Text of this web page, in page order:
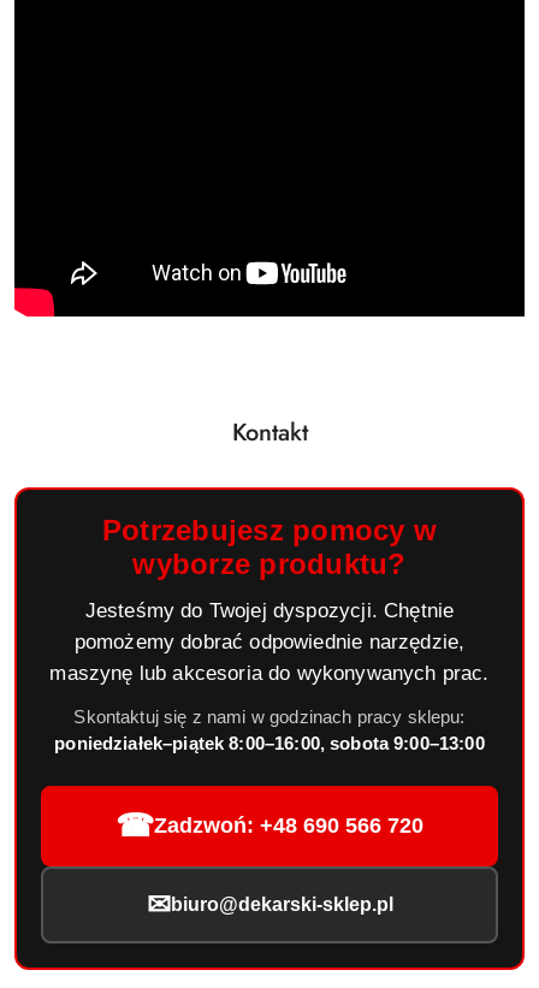
Kontakt
Potrzebujesz pomocy w
wyborze produktu?
Jesteśmy do Twojej dyspozycji. Chętnie
pomożemy dobrać odpowiednie narzędzie,
maszynę lub akcesoria do wykonywanych prac.
Skontaktuj się z nami w godzinach pracy sklepu:
poniedziałek–piątek 8:00–16:00, sobota 9:00–13:00
☎Zadzwoń: +48 690 566 720
✉ biuro@dekarski-sklep.pl